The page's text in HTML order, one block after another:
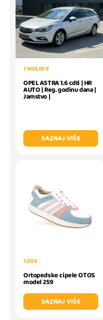
7.900,00 €
OPEL ASTRA 1.6 cdti | HR
AUTO | Reg. godinu dana |
Jamstvo |
SAZNAJ VIŠE
1,00 €
Ortopedske cipele OTOS
model 259
SAZNAJ VIŠE